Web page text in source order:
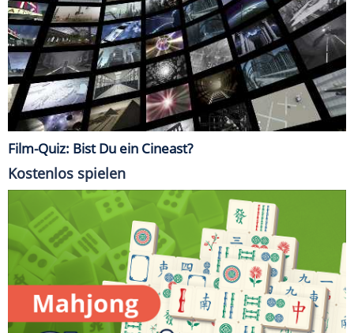
Film-Quiz: Bist Du ein Cineast?
Kostenlos spielen